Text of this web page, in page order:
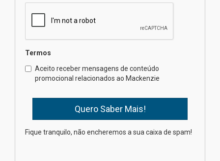
calouros do segundo semestre
04.08.2026
Brasília prepara seus
estudantes para o PAS antes
mesmo do Ensino Médio
na educação dos filhos além da
Termos
Aceito receber mensagens de conteúdo
promocional relacionados ao Mackenzie
Fique tranquilo, não encheremos a sua caixa de spam!